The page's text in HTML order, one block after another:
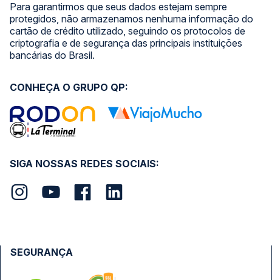
Para garantirmos que seus dados estejam sempre
protegidos, não armazenamos nenhuma informação do
cartão de crédito utilizado, seguindo os protocolos de
criptografia e de segurança das principais instituições
bancárias do Brasil.
SIGA NOSSAS REDES SOCIAIS:
CONHEÇA O GRUPO QP:
SEGURANÇA